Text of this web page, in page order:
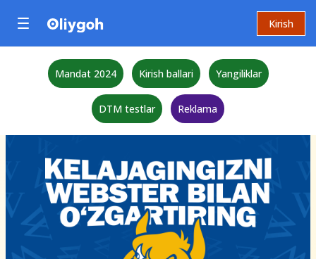
Kirish
Mandat 2024 Kirish ballari Yangiliklar
DTM testlar Reklama